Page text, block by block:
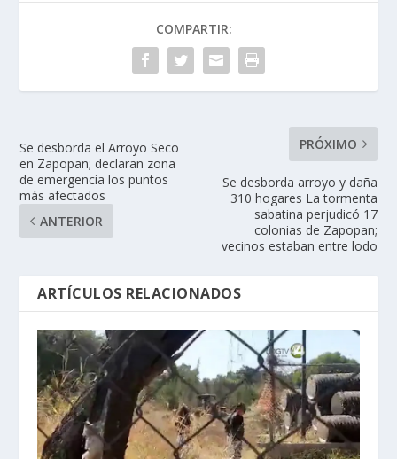
COMPARTIR:
Se desborda el Arroyo Seco
en Zapopan; declaran zona
de emergencia los puntos
más afectados
ANTERIOR
PRÓXIMO
Se desborda arroyo y daña
310 hogares La tormenta
sabatina perjudicó 17
colonias de Zapopan;
vecinos estaban entre lodo
ARTÍCULOS RELACIONADOS